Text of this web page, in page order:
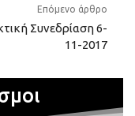
Επόμενο άρθρο
Συνεδρίαση 6-
11-2017